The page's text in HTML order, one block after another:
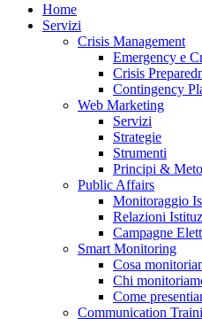
Home
Servizi
Crisis Management
Emergency e
Crisis
Contingency
Web Marketing
Servizi
Strategie
Strumenti
Principi &
Public Affairs
Monitoraggio
Relazioni
Campagne
Smart Monitoring
Cosa
Chi
Come
Communication